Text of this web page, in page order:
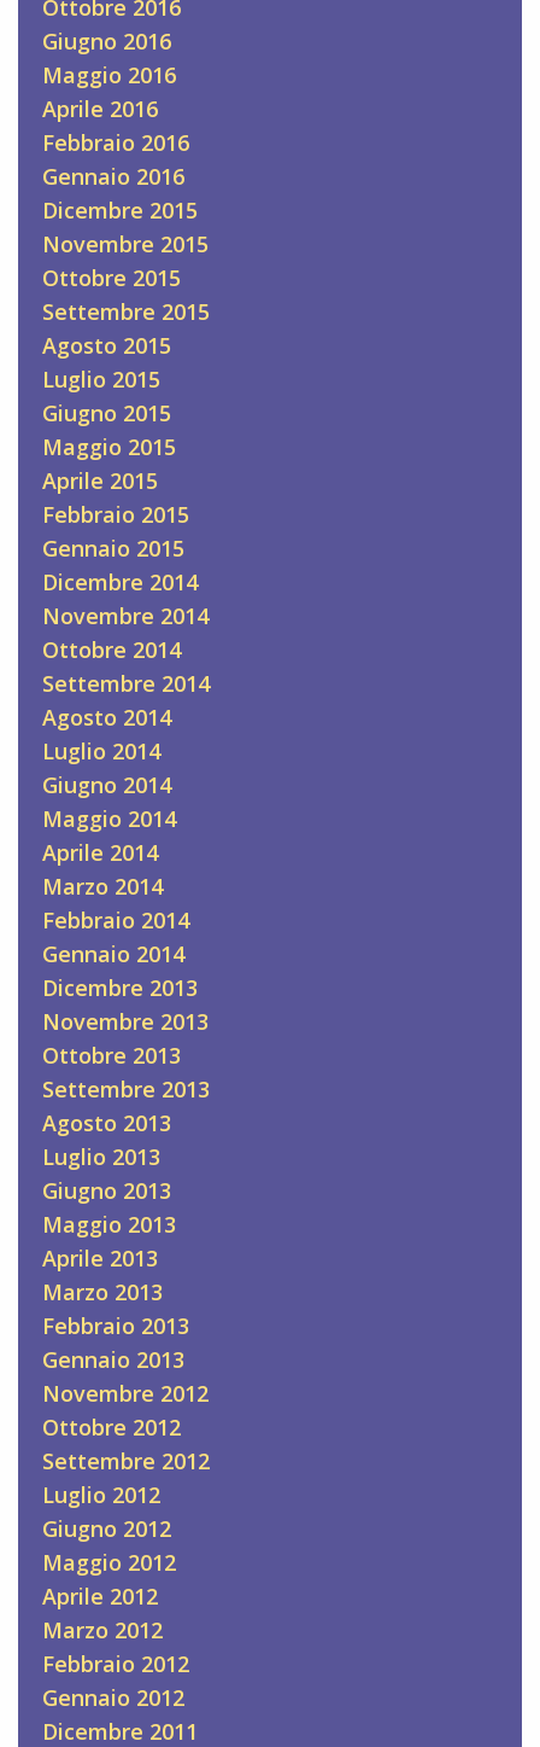
Ottobre 2016
Giugno 2016
Maggio 2016
Aprile 2016
Febbraio 2016
Gennaio 2016
Dicembre 2015
Novembre 2015
Ottobre 2015
Settembre 2015
Agosto 2015
Luglio 2015
Giugno 2015
Maggio 2015
Aprile 2015
Febbraio 2015
Gennaio 2015
Dicembre 2014
Novembre 2014
Ottobre 2014
Settembre 2014
Agosto 2014
Luglio 2014
Giugno 2014
Maggio 2014
Aprile 2014
Marzo 2014
Febbraio 2014
Gennaio 2014
Dicembre 2013
Novembre 2013
Ottobre 2013
Settembre 2013
Agosto 2013
Luglio 2013
Giugno 2013
Maggio 2013
Aprile 2013
Marzo 2013
Febbraio 2013
Gennaio 2013
Novembre 2012
Ottobre 2012
Settembre 2012
Luglio 2012
Giugno 2012
Maggio 2012
Aprile 2012
Marzo 2012
Febbraio 2012
Gennaio 2012
Dicembre 2011